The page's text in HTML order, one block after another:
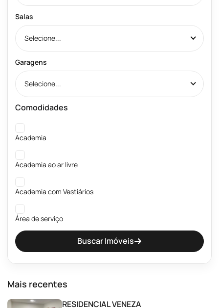
Salas
Selecione...
Garagens
Selecione...
Comodidades
Academia
Academia ao ar livre
Academia com Vestiários
Área de serviço
Banheiros públicos Masculino e Feminino
Brinquedoteca
Buscar Imóveis
Mais recentes
RESIDENCIAL VENEZA